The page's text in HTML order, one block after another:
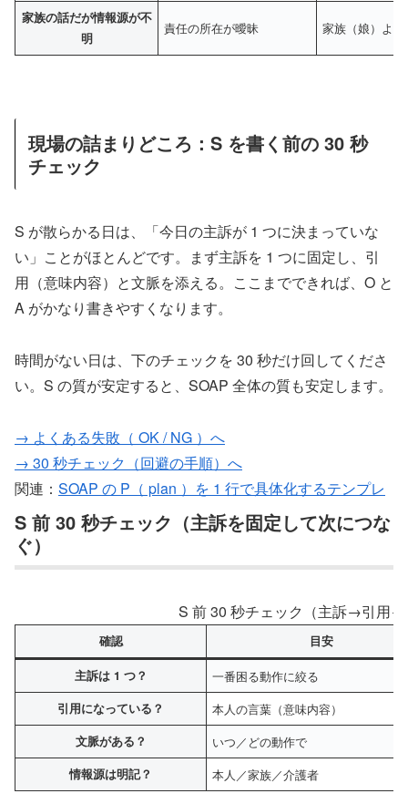
家族の話だが情報源が不
明
責任の所在が曖昧 家族（娘）よ
現場の詰まりどころ：S を書く前の 30 秒
チェック
S が散らかる日は、「今日の主訴が 1 つに決まっていな
い」ことがほとんどです。まず主訴を 1 つに固定し、引
用（意味内容）と文脈を添える。ここまでできれば、O と
A がかなり書きやすくなります。
時間がない日は、下のチェックを 30 秒だけ回してくださ
い。S の質が安定すると、SOAP 全体の質も安定します。
→ よくある失敗（ OK / NG ）へ
→ 30 秒チェック（回避の手順）へ
関連： SOAP の P（ plan ）を 1 行で具体化するテンプレ
S 前 30 秒チェック（主訴を固定して次につな
ぐ）
S 前 30 秒チェック（主訴→引用
確認 目安
主訴は 1 つ？ 一番困る動作に絞る
引用になっている？ 本人の言葉（意味内容）
文脈がある？ いつ／どの動作で
情報源は明記？ 本人／家族／介護者